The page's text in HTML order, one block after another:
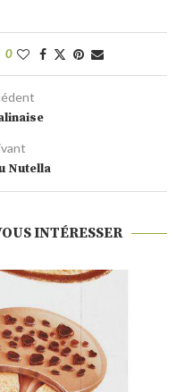
0
Nutella
INTÉRESSER